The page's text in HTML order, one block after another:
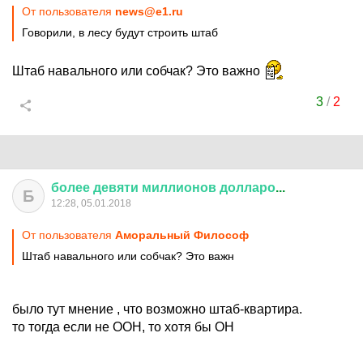
От пользователя news@e1.ru
Говорили, в лесу будут строить штаб
Штаб навального или собчак? Это важно
3/ 2
Б более девяти миллионов долларо...
12:28, 05.01.2018
От пользователя Аморальный Философ
Штаб навального или собчак? Это важн
было тут мнение , что возможно штаб-квартира.
то тогда если не ООН, то хотя бы ОН